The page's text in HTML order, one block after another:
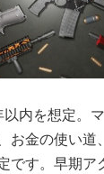
内を想定。
お金の使い道
です。早期ア